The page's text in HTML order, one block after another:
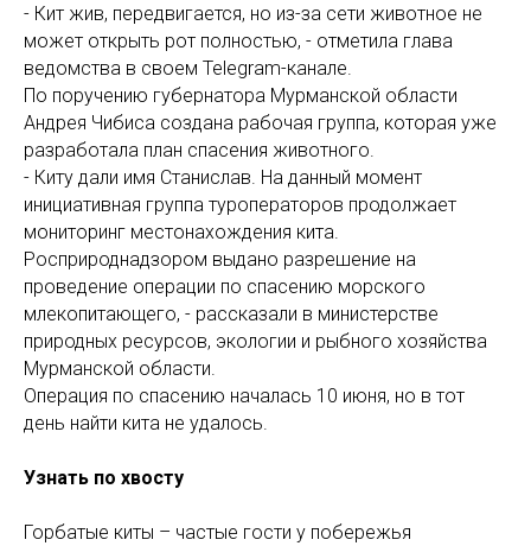
- Кит жив, передвигается, но из-за сети животное не
может открыть рот полностью, - отметила глава
ведомства в своем Telegram-канале.
По поручению губернатора Мурманской области
Андрея Чибиса создана рабочая группа, которая уже
разработала план спасения животного.
- Киту дали имя Станислав. На данный момент
инициативная группа туроператоров продолжает
мониторинг местонахождения кита.
Росприроднадзором выдано разрешение на
проведение операции по спасению морского
млекопитающего, - рассказали в министерстве
природных ресурсов, экологии и рыбного хозяйства
Мурманской области.
Операция по спасению началась 10 июня, но в тот
день найти кита не удалось.
Узнать по хвосту
Горбатые киты – частые гости у побережья